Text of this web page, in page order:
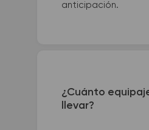
anticipación.
¿Cuánto
llevar?